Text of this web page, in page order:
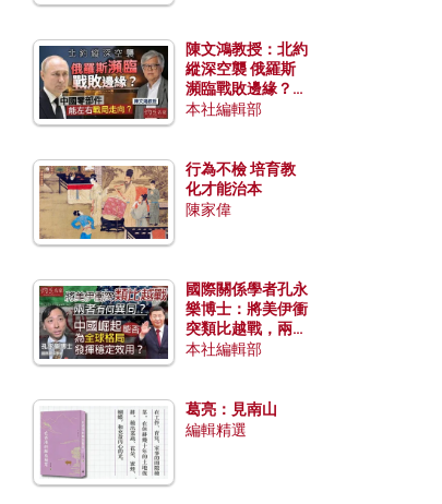
陳文鴻教授：北約
縱深空襲 俄羅斯
瀕臨戰敗邊緣？中
國零部件能左右戰
本社編輯部
行為不檢 培育教
化才能治本
陳家偉
國際關係學者孔永
樂博士：將美伊衝
突類比越戰，兩者
有何異同？中國崛
本社編輯部
葛亮：見南山
編輯精選